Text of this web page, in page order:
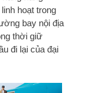
hoạt trong
bay nội địa
thời giữ
đi lại của đại